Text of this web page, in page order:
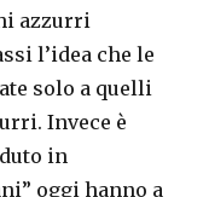
azzurri
l’idea che le
solo a quelli
Invece è
in
oggi hanno a